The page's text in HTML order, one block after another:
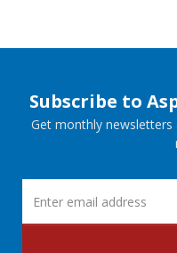
Subscribe to
Get monthly